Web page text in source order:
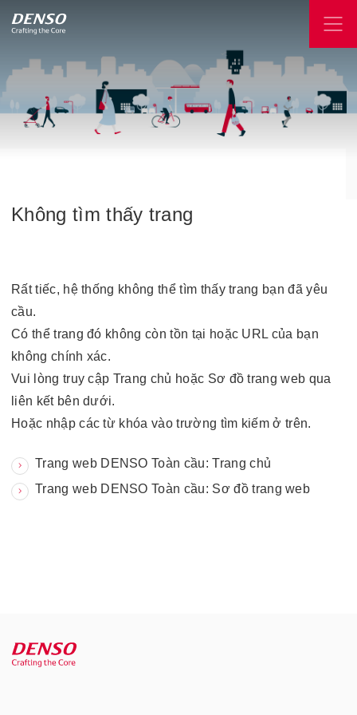
Không tìm thấy trang
Rất tiếc, hệ thống không thể tìm thấy trang bạn đã yêu
cầu.
Có thể trang đó không còn tồn tại hoặc URL của bạn
không chính xác.
Vui lòng truy cập Trang chủ hoặc Sơ đồ trang web qua
liên kết bên dưới.
Hoặc nhập các từ khóa vào trường tìm kiếm ở trên.
Trang web DENSO Toàn cầu: Trang chủ
Trang web DENSO Toàn cầu: Sơ đồ trang web